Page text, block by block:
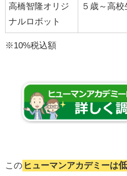
高橋智隆オリジ
ナルロボット
５歳～高校
※10%税込額
この ヒューマンアカデミーは